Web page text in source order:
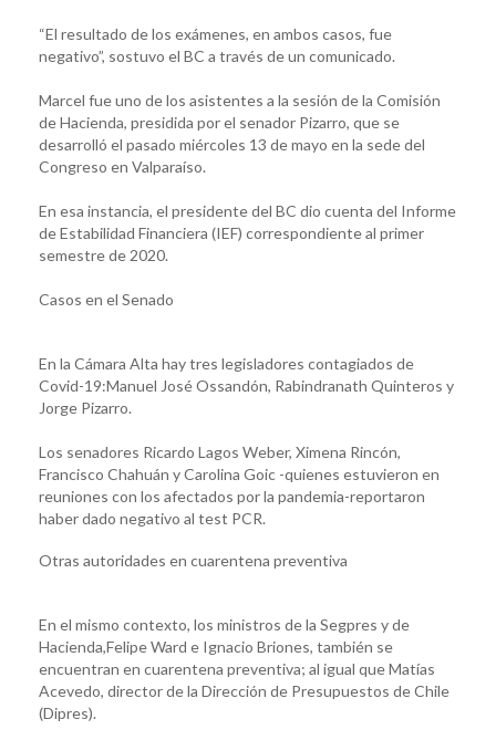
“El resultado de los exámenes, en ambos casos, fue
negativo”, sostuvo el BC a través de un comunicado.
Marcel fue uno de los asistentes a la sesión de la Comisión
de Hacienda, presidida por el senador Pizarro, que se
desarrolló el pasado miércoles 13 de mayo en la sede del
Congreso en Valparaíso.
En esa instancia, el presidente del BC dio cuenta del Informe
de Estabilidad Financiera (IEF) correspondiente al primer
semestre de 2020.
Casos en el Senado
En la Cámara Alta hay tres legisladores contagiados de
Covid-19:Manuel José Ossandón, Rabindranath Quinteros y
Jorge Pizarro.
Los senadores Ricardo Lagos Weber, Ximena Rincón,
Francisco Chahuán y Carolina Goic -quienes estuvieron en
reuniones con los afectados por la pandemia-reportaron
haber dado negativo al test PCR.
Otras autoridades en cuarentena preventiva
En el mismo contexto, los ministros de la Segpres y de
Hacienda,Felipe Ward e Ignacio Briones, también se
encuentran en cuarentena preventiva; al igual que Matías
Acevedo, director de la Dirección de Presupuestos de Chile
(Dipres).